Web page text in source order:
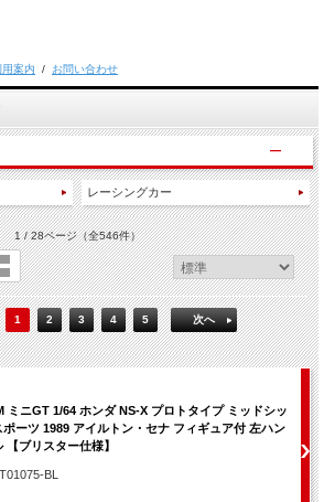
用案内 / お問い合わせ
レーシングカー
1 / 28ページ（全546件）
1 2 3 4 5 次へ
ミニGT 1/64 ホンダ NS-X プロトタイプ ミッドシッ
ポーツ 1989 アイルトン・セナ フィギュア付 左ハン
【ブリスター仕様】
BL